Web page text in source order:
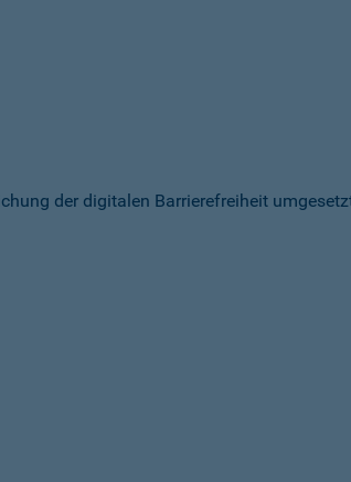
der digitalen Barrierefreiheit